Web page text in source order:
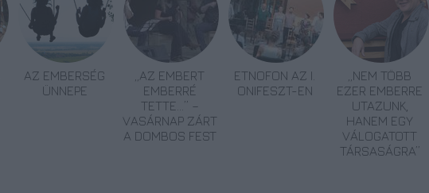
AZ EMBERSÉG
ÜNNEPE
„AZ EMBERT
EMBERRÉ
TETTE…” –
VASÁRNAP ZÁRT
A DOMBOS FEST
ETNOFON AZ I.
ONIFESZT-EN
„NEM TÖBB
EZER EMBERRE
UTAZUNK,
HANEM EGY
VÁLOGATOTT
TÁRSASÁGRA”